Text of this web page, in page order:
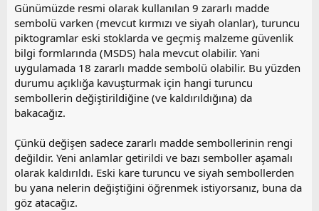
Günümüzde resmi olarak kullanılan 9 zararlı madde
sembolü varken (mevcut kırmızı ve siyah olanlar), turuncu
piktogramlar eski stoklarda ve geçmiş malzeme güvenlik
bilgi formlarında (MSDS) hala mevcut olabilir. Yani
uygulamada 18 zararlı madde sembolü olabilir. Bu yüzden
durumu açıklığa kavuşturmak için hangi turuncu
sembollerin değiştirildiğine (ve kaldırıldığına) da
bakacağız.
Çünkü değişen sadece zararlı madde sembollerinin rengi
değildir. Yeni anlamlar getirildi ve bazı semboller aşamalı
olarak kaldırıldı. Eski kare turuncu ve siyah sembollerden
bu yana nelerin değiştiğini öğrenmek istiyorsanız, buna da
göz atacağız.